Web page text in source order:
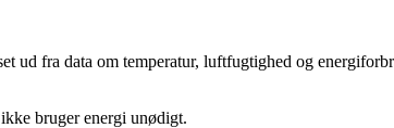
fra data om temperatur, luftfugtighed og
bruger energi unødigt.